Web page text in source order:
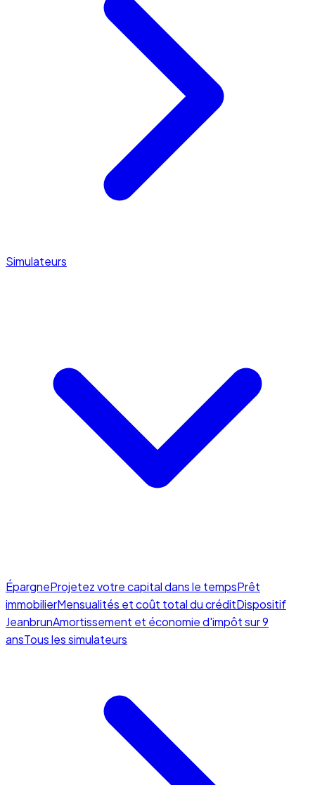
Simulateurs
ÉpargneProjetez votre capital dans le tempsPrêt
immobilierMensualités et coût total du créditDispositif
JeanbrunAmortissement et économie d'impôt sur 9
ansTous les simulateurs